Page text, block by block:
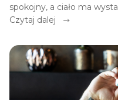
spokojny, a ciało ma
Jednak współczesny styl
czy niewłaściwą dietę.
rozdrażnieni, pozbawieni
wiadomość jest taka, że
szybko odzyskać, jeśli
Czytaj dalej